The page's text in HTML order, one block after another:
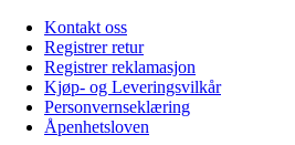
Kontakt oss
Registrer retur
Registrer reklamasjon
Kjøp- og Leveringsvilkår
Personvernseklæring
Åpenhetsloven